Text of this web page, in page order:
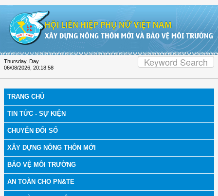
Thursday, Day
06/08/2026 20:18:59
TRANG CHỦ
TIN TỨC - SỰ KIỆN
CHUYỂN ĐỔI SỐ
XÂY DỰNG NÔNG THÔN MỚI
BẢO VỆ MÔI TRƯỜNG
AN TOÀN CHO PN&TE